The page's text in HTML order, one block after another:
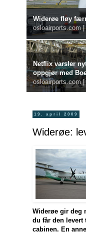
Widerøe fløy
osloairports.com |
Netflix varsler
oppgjør med
osloairports.com |
19. april 2009
Widerøe:
Widerøe gir deg
du får den levert
cabinen. En